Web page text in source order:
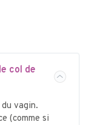
col de
vagin.
(comme si